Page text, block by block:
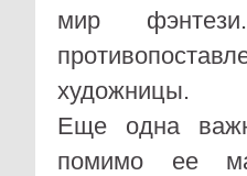
мир
художницы.
Еще одна
помимо ее